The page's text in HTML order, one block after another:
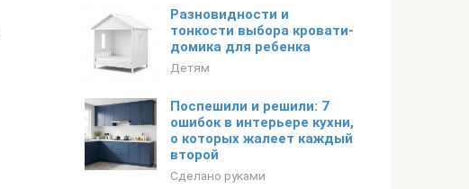
Разновидности и
тонкости выбора кровати-
домика для ребенка
Детям
Поспешили и решили: 7
ошибок в интерьере кухни,
о которых жалеет каждый
второй
Сделано руками